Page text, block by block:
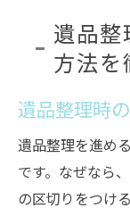
遺品整
方法を
遺品整理時
遺品整理を進め
です。なぜなら
の区切りをつけ